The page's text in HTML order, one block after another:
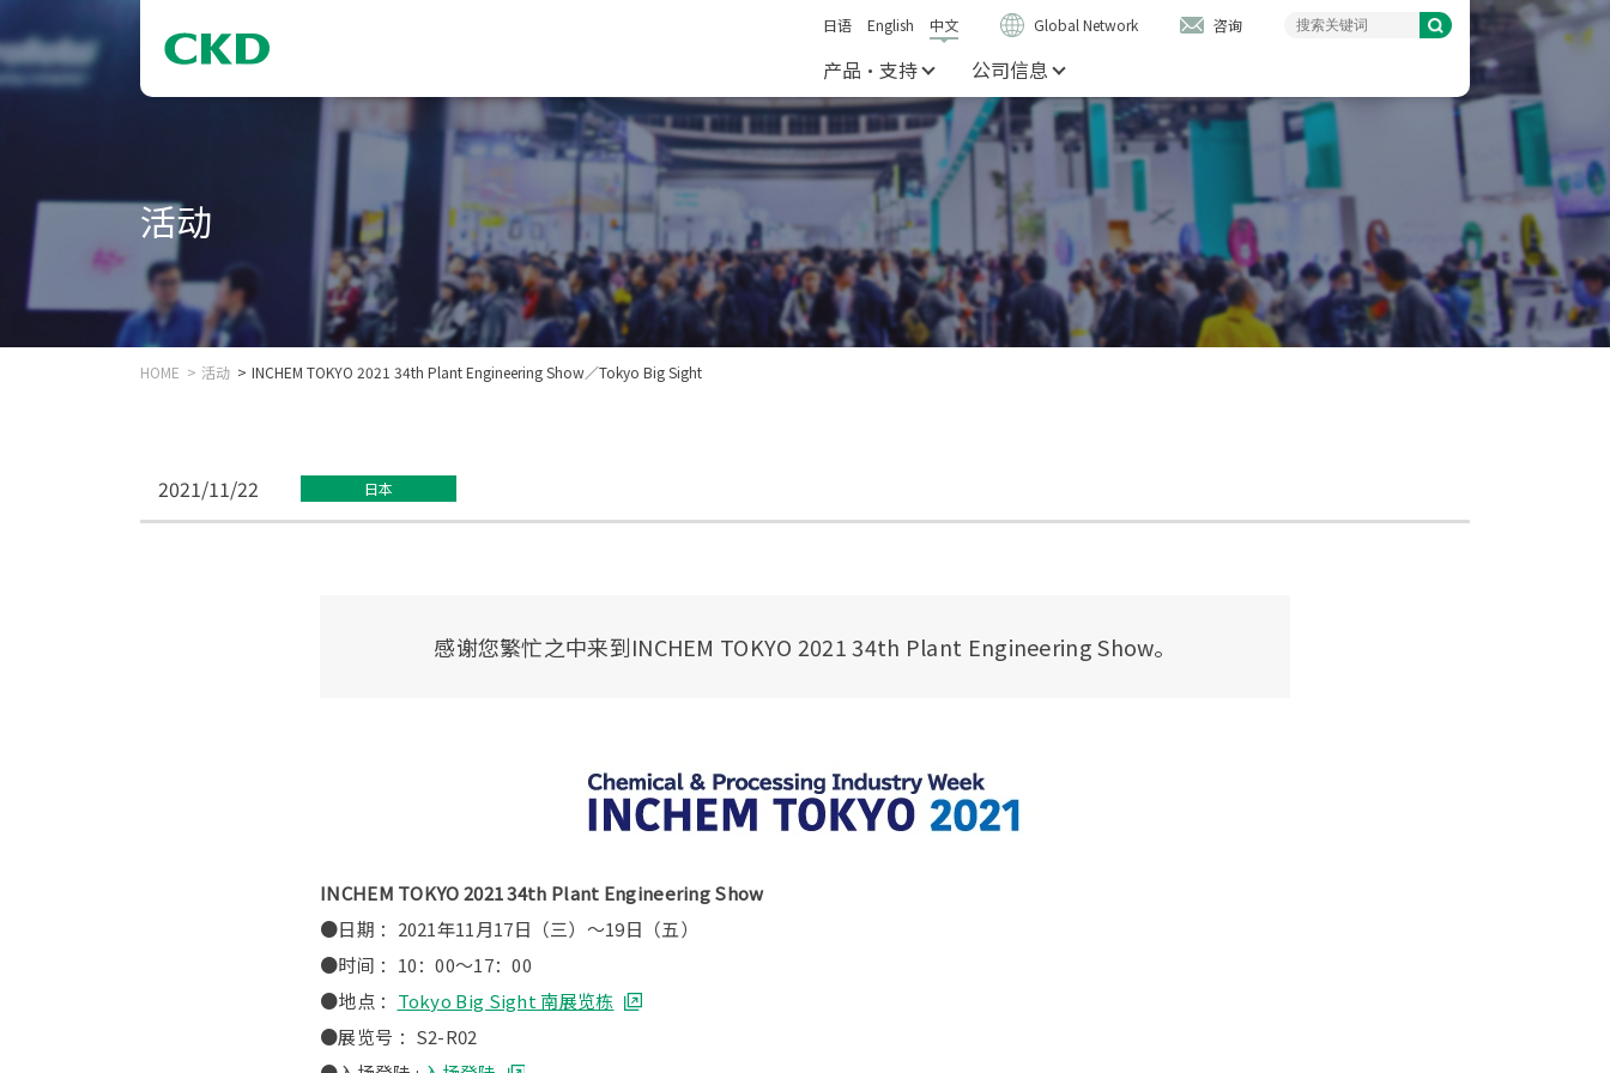
日语 English 中文 Global Network 咨询
产品・支持 公司信息
活动
HOME 活动 INCHEM TOKYO 2021 34th Plant Engineering Show／Tokyo Big Sight
2021/11/22 日本
感谢您繁忙之中来到INCHEM TOKYO 2021 34th Plant Engineering Show。
INCHEM TOKYO 2021 34th Plant Engineering Show
●日期 ：2021年11月17日（三）～19日（五）
●时间 ：10：00～17：00
●地点 ： Tokyo Big Sight 南展览栋
●展览号 ：S2-R02